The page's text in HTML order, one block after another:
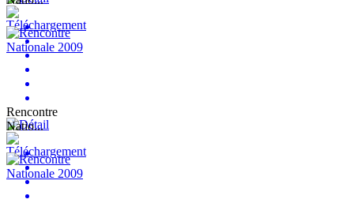
Rencontre
Natio...